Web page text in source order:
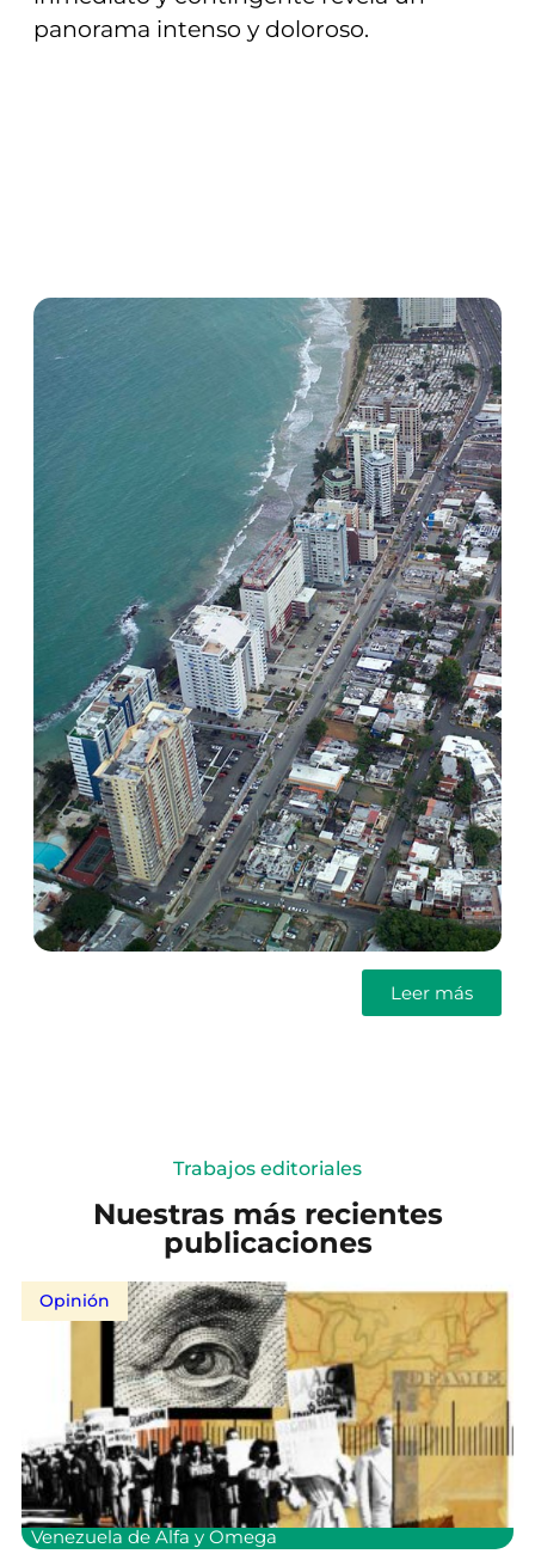
panorama intenso y doloroso.
Leer más
Trabajos editoriales
Nuestras más recientes
publicaciones
Opinión
Venezuela de Alfa y Omega